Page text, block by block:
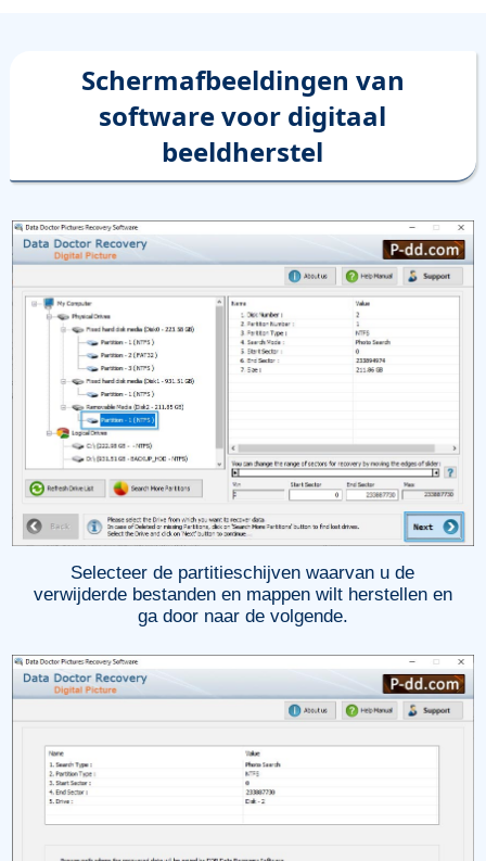
Schermafbeeldingen van
software voor digitaal
beeldherstel
Selecteer de partitieschijven waarvan u de
verwijderde bestanden en mappen wilt herstellen en
ga door naar de volgende.